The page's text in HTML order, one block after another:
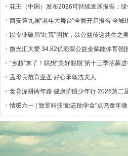
设，共筑无痛中国美好愿景
花王（中国）发布2026可持续发展报告：
品、价值共创与公益深耕并行
西安第九届“老年大舞台”全面开启报名 全城
人齐聚逐梦
以专业破局“红荒”困扰，以公益传递共生之
珂润“珂学守护计划”落地榆林，油敏肌修护
相
微光汇大爱 34.82亿彩票公益金赋能体育强
“乡超”来了！联想“美好假期”第十三季招募
孟母良范育亚圣 好心承颂冼夫人
食育深耕两年路 健康护航少年行 2026第二
育”儿童营养与健康主题活动圆满落幕
情暖六一 | 致景科技“励志助学金”点亮童年